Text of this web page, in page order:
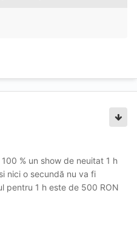
% un show de neuitat 1 h
nici o secundă nu va fi
pentru 1 h este de 500 RON